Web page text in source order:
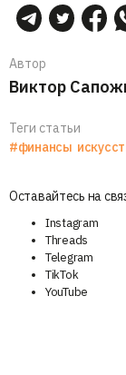
Автор
Виктор
Теги статьи
#финансы
Оставайтесь на
Instagram
Threads
Telegram
TikTok
YouTube